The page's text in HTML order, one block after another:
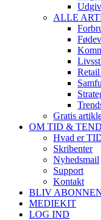
ALLE
Gratis
OM TID &
Hvad er
Skribenter
Nyhedsmail
Support
Kontakt
BLIV
MEDIEKIT
LOG IND